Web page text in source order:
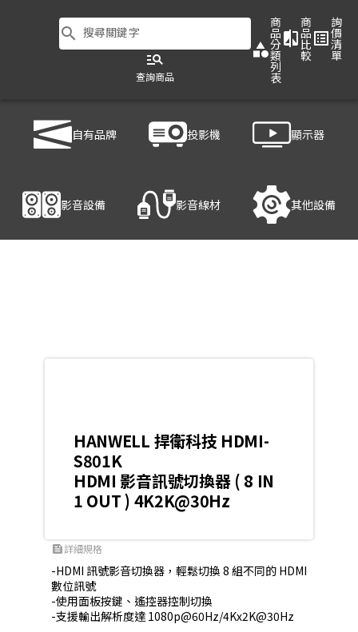
search 搜尋關鍵字
manage_search
查詢商品
category
商
品
分
類
列
表
compare
商
品
比
較
list_alt
詢
價
清
單
自有品牌 投影機 顯示器
影音設備 影音線材 其他設備
HANWELL 捍衛科技 HDMI-S801K
HANWELL 捍衛科技 HDMI-
S801K
HDMI 影音訊號切換器 ( 8 IN
1 OUT ) 4K2K@30Hz
feed詳細規格
-HDMI 訊號影音切換器，輕鬆切換 8 組不同的 HDMI
數位訊號
-使用面板按鍵、遙控器控制切換
-支援輸出解析度達 1080p@60Hz/4Kx2K@30Hz